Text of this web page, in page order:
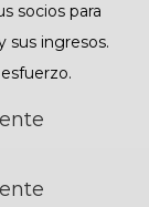
socios para
sus ingresos.